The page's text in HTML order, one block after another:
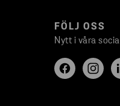
FÖLJ OSS
Nytt i våra